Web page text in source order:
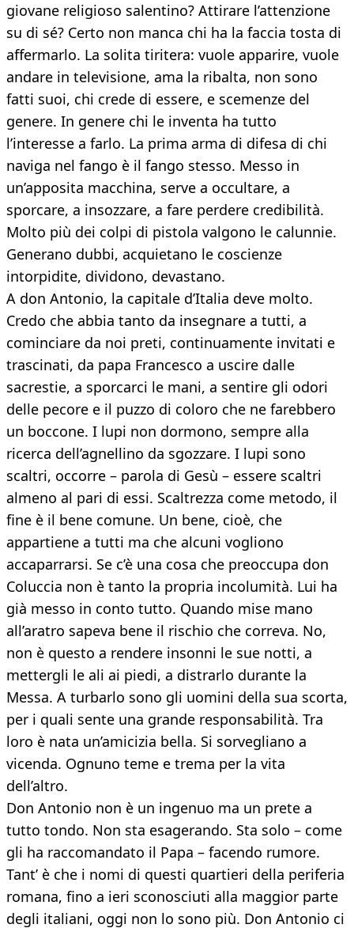
giovane religioso salentino? Attirare l’attenzione
su di sé? Certo non manca chi ha la faccia tosta di
affermarlo. La solita tiritera: vuole apparire, vuole
andare in televisione, ama la ribalta, non sono
fatti suoi, chi crede di essere, e scemenze del
genere. In genere chi le inventa ha tutto
l’interesse a farlo. La prima arma di difesa di chi
naviga nel fango è il fango stesso. Messo in
un’apposita macchina, serve a occultare, a
sporcare, a insozzare, a fare perdere credibilità.
Molto più dei colpi di pistola valgono le calunnie.
Generano dubbi, acquietano le coscienze
intorpidite, dividono, devastano.
A don Antonio, la capitale d’Italia deve molto.
Credo che abbia tanto da insegnare a tutti, a
cominciare da noi preti, continuamente invitati e
trascinati, da papa Francesco a uscire dalle
sacrestie, a sporcarci le mani, a sentire gli odori
delle pecore e il puzzo di coloro che ne farebbero
un boccone. I lupi non dormono, sempre alla
ricerca dell’agnellino da sgozzare. I lupi sono
scaltri, occorre – parola di Gesù – essere scaltri
almeno al pari di essi. Scaltrezza come metodo, il
fine è il bene comune. Un bene, cioè, che
appartiene a tutti ma che alcuni vogliono
accaparrarsi. Se c’è una cosa che preoccupa don
Coluccia non è tanto la propria incolumità. Lui ha
già messo in conto tutto. Quando mise mano
all’aratro sapeva bene il rischio che correva. No,
non è questo a rendere insonni le sue notti, a
mettergli le ali ai piedi, a distrarlo durante la
Messa. A turbarlo sono gli uomini della sua scorta,
per i quali sente una grande responsabilità. Tra
loro è nata un’amicizia bella. Si sorvegliano a
vicenda. Ognuno teme e trema per la vita
dell’altro.
Don Antonio non è un ingenuo ma un prete a
tutto tondo. Non sta esagerando. Sta solo – come
gli ha raccomandato il Papa – facendo rumore.
Tant’ è che i nomi di questi quartieri della periferia
romana, fino a ieri sconosciuti alla maggior parte
degli italiani, oggi non lo sono più. Don Antonio ci